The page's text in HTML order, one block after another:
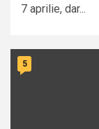
7 aprilie, dar...
5